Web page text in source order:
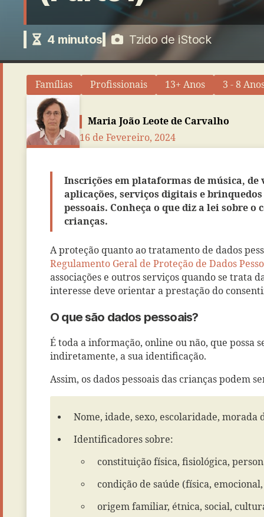
4 minutos Tzido de iStock
Famílias Profissionais 13+ Anos 3 - 8
Maria João Leote de Carvalho
16 de Fevereiro, 2024
Inscrições em plataformas de música, de
aplicações, serviços digitais e
pessoais. Conheça o que diz a lei sobre
crianças.
A proteção quanto ao tratamento de dados
Regulamento Geral de Proteção de Dados
associações e outros serviços quando se trata
interesse deve orientar a prestação do
O que são dados pessoais?
É toda a informação, online ou não, que possa
indiretamente, a sua identificação.
Assim, os dados pessoais das crianças podem
Nome, idade, sexo, escolaridade, morada
Identificadores sobre:
constituição física, fisiológica,
condição de saúde (física,
origem familiar, étnica, social,